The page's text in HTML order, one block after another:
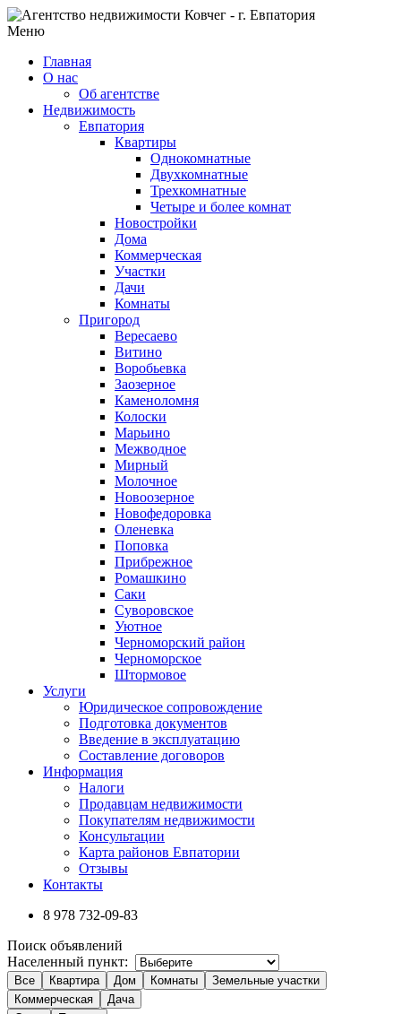
Меню
Главная
О нас
Об агентстве
Недвижимость
Евпатория
Квартиры
Однокомнатные
Двухкомнатные
Трехкомнатные
Четыре и более комнат
Новостройки
Дома
Коммерческая
Участки
Дачи
Комнаты
Пригород
Вересаево
Витино
Воробьевка
Заозерное
Каменоломня
Колоски
Марьино
Межводное
Мирный
Молочное
Новоозерное
Новофедоровка
Оленевка
Поповка
Прибрежное
Ромашкино
Саки
Суворовское
Уютное
Черноморский район
Черноморское
Штормовое
Услуги
Юридическое сопровождение
Подготовка документов
Введение в эксплуатацию
Составление договоров
Информация
Налоги
Продавцам недвижимости
Покупателям недвижимости
Консультации
Карта районов Евпатории
Отзывы
Контакты
8 978 732-09-83
Поиск объявлений
Населенный пункт:
Все Квартира Дом Комнаты
Земельные участки
Коммерческая
Дача